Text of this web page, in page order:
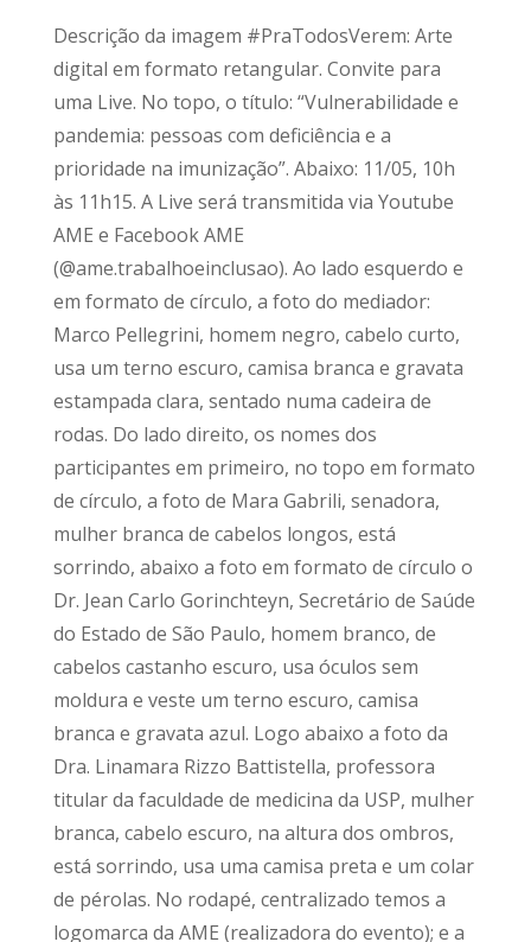
Descrição da imagem #PraTodosVerem: Arte
digital em formato retangular. Convite para
uma Live. No topo, o título: “Vulnerabilidade e
pandemia: pessoas com deficiência e a
prioridade na imunização”. Abaixo: 11/05, 10h
às 11h15. A Live será transmitida via Youtube
AME e Facebook AME
(@ame.trabalhoeinclusao). Ao lado esquerdo e
em formato de círculo, a foto do mediador:
Marco Pellegrini, homem negro, cabelo curto,
usa um terno escuro, camisa branca e gravata
estampada clara, sentado numa cadeira de
rodas. Do lado direito, os nomes dos
participantes em primeiro, no topo em formato
de círculo, a foto de Mara Gabrili, senadora,
mulher branca de cabelos longos, está
sorrindo, abaixo a foto em formato de círculo o
Dr. Jean Carlo Gorinchteyn, Secretário de Saúde
do Estado de São Paulo, homem branco, de
cabelos castanho escuro, usa óculos sem
moldura e veste um terno escuro, camisa
branca e gravata azul. Logo abaixo a foto da
Dra. Linamara Rizzo Battistella, professora
titular da faculdade de medicina da USP, mulher
branca, cabelo escuro, na altura dos ombros,
está sorrindo, usa uma camisa preta e um colar
de pérolas. No rodapé, centralizado temos a
logomarca da AME (realizadora do evento); e a